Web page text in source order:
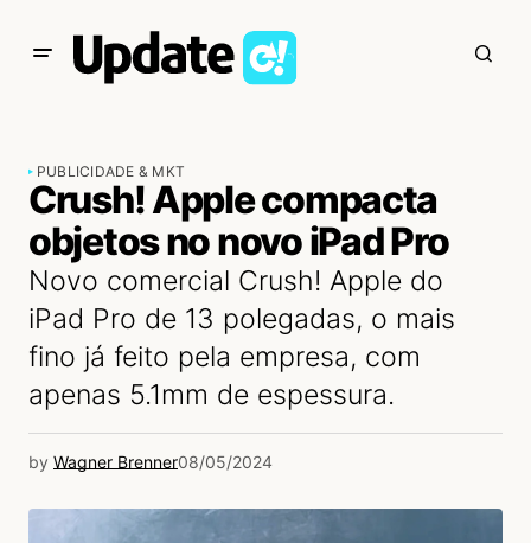
PUBLICIDADE & MKT
Crush! Apple compacta
objetos no novo iPad Pro
Novo comercial Crush! Apple do
iPad Pro de 13 polegadas, o mais
fino já feito pela empresa, com
apenas 5.1mm de espessura.
by Wagner Brenner08/05/2024